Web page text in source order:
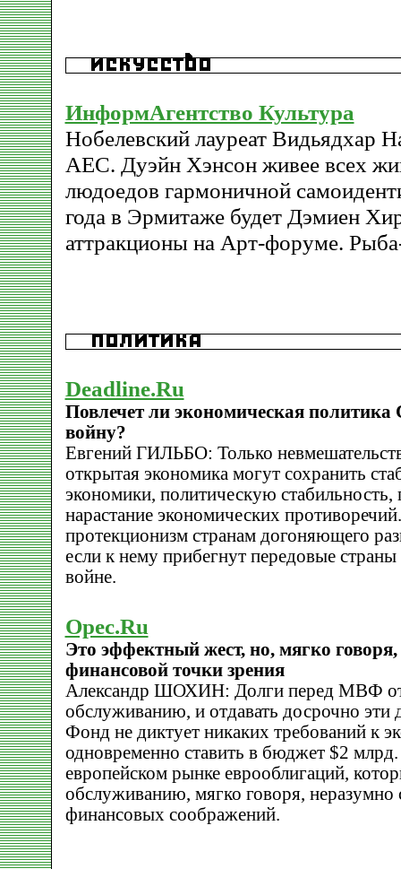
ИнформАгентство Культура
Нобелевский лауреат Видьядхар
АЕС. Дуэйн Хэнсон живее всех
людоедов гармоничной
года в Эрмитаже будет Дэмиен
аттракционы на Арт-форуме.
Deadline.Ru
Повлечет ли экономическая
войну?
Евгений ГИЛЬБО: Только
открытая экономика могут сохранить
экономики, политическую стабильность,
нарастание экономических
протекционизм странам догоняющего
если к нему прибегнут передовые
войне.
Opec.Ru
Это эффектный жест, но, мягко
финансовой точки зрения
Александр ШОХИН: Долги перед МВФ
обслуживанию, и отдавать досрочно эти
Фонд не диктует никаких требований к
одновременно ставить в бюджет $2 млрд.
европейском рынке еврооблигаций,
обслуживанию, мягко говоря, неразумно
финансовых соображений.